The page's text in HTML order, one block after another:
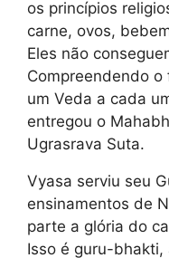
os princípios
carne, ovos,
Eles não
Compreendendo
um Veda a cada
entregou o
Ugrasrava Suta.
Vyasa serviu seu
ensinamentos de
parte a glória do
Isso é guru-bhakti,